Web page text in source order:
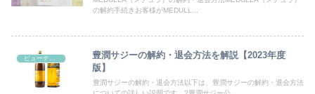
の解約手続きお客様がMEDULL...
ビューティー/ヘルス/通販
豊潤サジーの解約・退会方法を解説【2023年度
版】
豊潤サジーの解約・退会方法以下は、豊潤サジーの解約・退会方法